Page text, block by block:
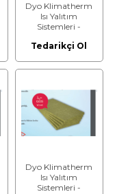
Dyo Klimatherm
Isı Yalıtım
Sistemleri -
Taşyünümaxi - Isı
Kalınlık: 4 cm
Tedarikçi Ol
Dyo Klimatherm
Isı Yalıtım
Sistemleri -